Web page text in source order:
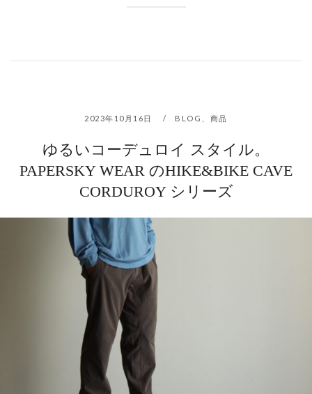
2023年10月16日 BLOG 商品
ゆるいコーデュロイ スタイル。
PAPERSKY WEAR のHIKE&BIKE CAVE
CORDUROY シリーズ